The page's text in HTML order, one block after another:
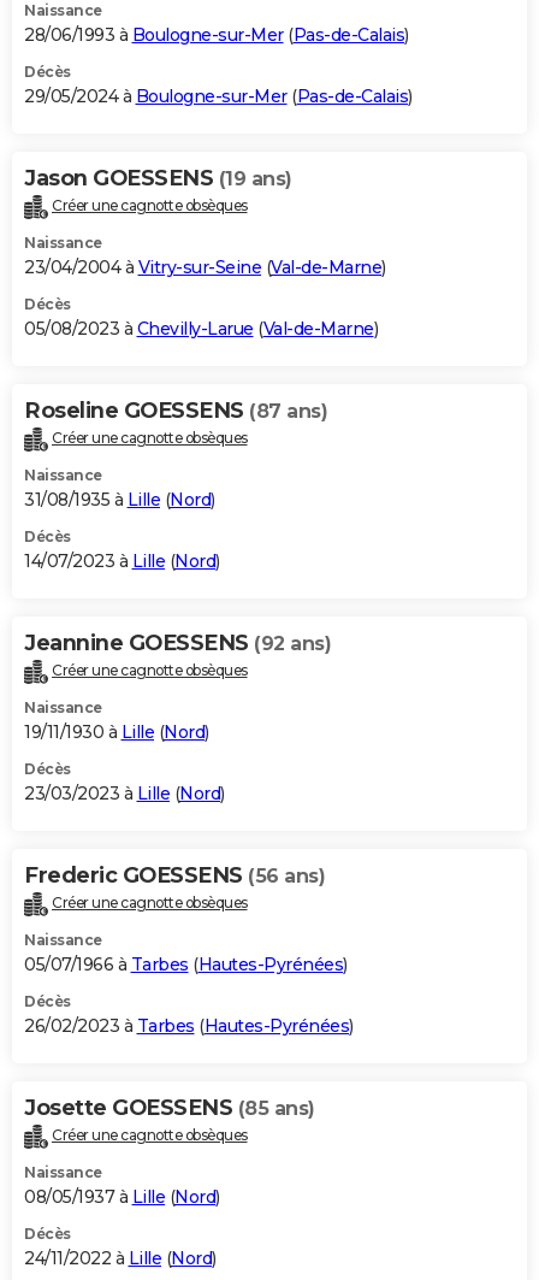
Naissance
28/06/1993 à Boulogne-sur-Mer(Pas-de-Calais)
Décès
29/05/2024 à Boulogne-sur-Mer(Pas-de-Calais)
Jason GOESSENS (19 ans)
Créer une cagnotte obsèques
Naissance
23/04/2004 à Vitry-sur-Seine (Val-de-Marne)
Décès
05/08/2023 à Chevilly-Larue (Val-de-Marne)
Roseline GOESSENS (87 ans)
Créer une cagnotte obsèques
Naissance
31/08/1935 à Lille (Nord)
Décès
14/07/2023 à Lille (Nord)
Jeannine GOESSENS (92 ans)
Créer une cagnotte obsèques
Naissance
19/11/1930 à Lille (Nord)
Décès
23/03/2023 à Lille (Nord)
Frederic GOESSENS (56 ans)
Créer une cagnotte obsèques
Naissance
05/07/1966 à Tarbes (Hautes-Pyrénées)
Décès
26/02/2023 à Tarbes (Hautes-Pyrénées)
Josette GOESSENS (85 ans)
Créer une cagnotte obsèques
Naissance
08/05/1937 à Lille (Nord)
Décès
24/11/2022 à Lille (Nord)